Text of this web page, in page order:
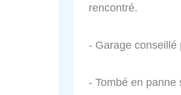
rencontré.
- Garage conseillé
- Tombé en